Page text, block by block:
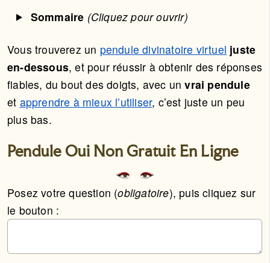
Sommaire (Cliquez pour ouvrir)
Vous trouverez un pendule divinatoire virtuel juste
en-dessous, et pour réussir à obtenir des réponses
fiables, du bout des doigts, avec unvrai pendule
et apprendre à mieux l’utiliser, c’est juste un peu
plus bas.
Pendule Oui Non Gratuit En Ligne
Posez votre question (obligatoire), puis cliquez sur
le bouton :